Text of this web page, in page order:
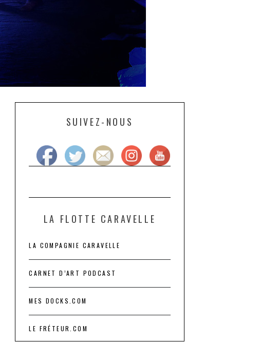
SUIVEZ-NOUS
LA FLOTTE CARAVELLE
LA COMPAGNIE CARAVELLE
CARNET D’ART PODCAST
MES DOCKS.COM
LE FRÉTEUR.COM